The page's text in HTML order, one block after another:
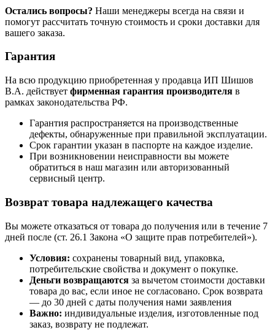
Остались вопросы? Наши менеджеры всегда на связи и
помогут рассчитать точную стоимость и сроки доставки для
вашего заказа.
Гарантия
На всю продукцию приобретенная у продавца ИП Шишов
В.А. действует фирменная гарантия производителя в
рамках законодательства РФ.
Гарантия распространяется на производственные
дефекты, обнаруженные при правильной эксплуатации.
Срок гарантии указан в паспорте на каждое изделие.
При возникновении неисправности вы можете
обратиться в наш магазин или авторизованный
сервисный центр.
Возврат товара надлежащего качества
Вы можете отказаться от товара до получения или в течение 7
дней после (ст. 26.1 Закона «О защите прав потребителей»).
Условия: сохранены товарный вид, упаковка,
потребительские свойства и документ о покупке.
Деньги возвращаются за вычетом стоимости доставки
товара до вас, если иное не согласовано. Срок возврата
— до 30 дней с даты получения нами заявления
Важно: индивидуальные изделия, изготовленные под
заказ, возврату не подлежат.